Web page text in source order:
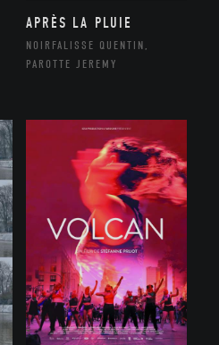
APRÈS LA PLUIE
NOIRFALISSE QUENTIN,
PAROTTE JEREMY